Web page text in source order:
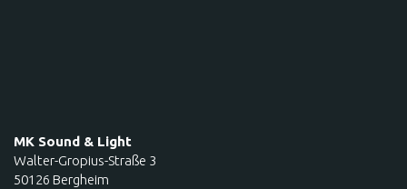
MK Sound & Light
Walter-Gropius-Straße 3
50126 Bergheim